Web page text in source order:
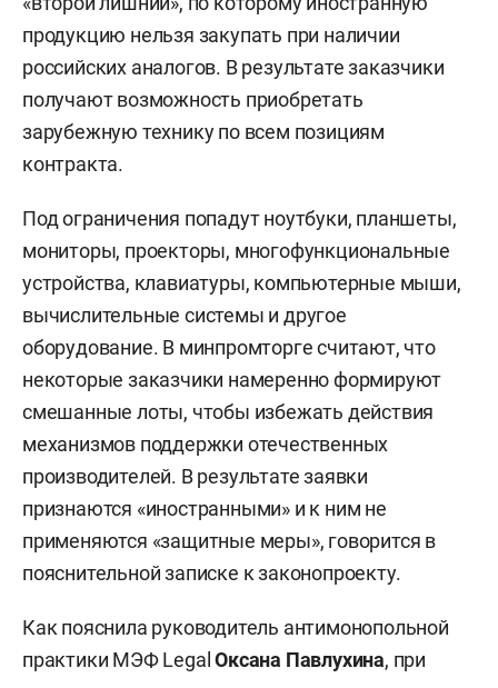
продукцию нельзя закупать при наличии
российских аналогов. В результате заказчики
получают возможность приобретать
зарубежную технику по всем позициям
контракта.
Под ограничения попадут ноутбуки, планшеты,
мониторы, проекторы, многофункциональные
устройства, клавиатуры, компьютерные мыши,
вычислительные системы и другое
оборудование. В минпромторге считают, что
некоторые заказчики намеренно формируют
смешанные лоты, чтобы избежать действия
механизмов поддержки отечественных
производителей. В результате заявки
признаются «иностранными» и к ним не
применяются «защитные меры», говорится в
пояснительной записке к законопроекту.
Как пояснила руководитель антимонопольной
практики МЭФ LegalОксана Павлухина, при